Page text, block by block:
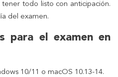
todo listo con anticipación.
del examen.
para el examen en
10/11 o macOS 10.13-14.